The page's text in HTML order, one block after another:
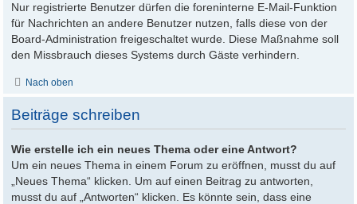
Nur registrierte Benutzer dürfen die foreninterne E-Mail-Funktion
für Nachrichten an andere Benutzer nutzen, falls diese von der
Board-Administration freigeschaltet wurde. Diese Maßnahme soll
den Missbrauch dieses Systems durch Gäste verhindern.
Nach oben
Beiträge schreiben
Wie erstelle ich ein neues Thema oder eine Antwort?
Um ein neues Thema in einem Forum zu eröffnen, musst du auf
„Neues Thema“ klicken. Um auf einen Beitrag zu antworten,
musst du auf „Antworten“ klicken. Es könnte sein, dass eine